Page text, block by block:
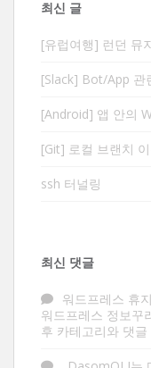
최신 글
[유럽여행] 런던 뮤
[Slack] Bot/App 관
[Android] 앱 안의
[Git] 로컬 브랜치
ssh 터널링
최신 댓글
워드프레스 휴
워드프레스 정보꾸
후 카테고리와 댓